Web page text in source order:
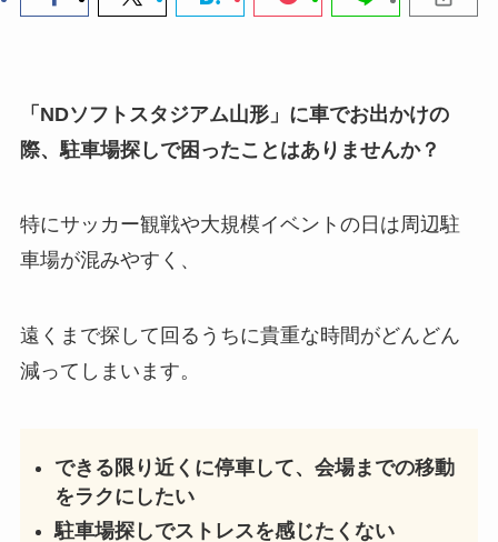
「NDソフトスタジアム山形」に車でお出かけの
際、駐車場探しで困ったことはありませんか？
特にサッカー観戦や大規模イベントの日は周辺駐
車場が混みやすく、
遠くまで探して回るうちに貴重な時間がどんどん
減ってしまいます。
できる限り近くに停車して、会場までの移動
をラクにしたい
駐車場探しでストレスを感じたくない